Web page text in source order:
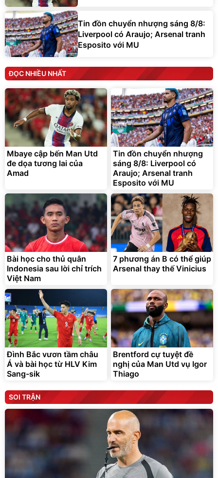
Tin đồn chuyển nhượng sáng 8/8:
Liverpool có Araujo; Arsenal tranh
Esposito với MU
ĐỌC NHIỀU NHẤT
Mbaye cập bến Man Utd
đe dọa tương lai của
Amad
Tin đồn chuyển nhượng
sáng 8/8: Liverpool có
Araujo; Arsenal tranh
Esposito với MU
Bài học cho thủ quân
Indonesia sau lời chỉ trích
Việt Nam
7 phương án B có thể giúp
Arsenal thay thế Vinicius
Đình Bắc vươn tầm châu
Á và bài học từ HLV Kim
Sang-sik
Brentford cự tuyệt đề
nghị của Man Utd vụ Igor
Thiago
SOI TRẬN